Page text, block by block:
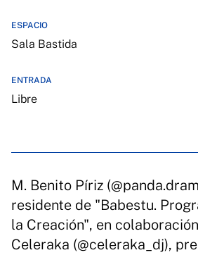
ESPACIO
Sala Bastida
ENTRADA
Libre
M. Benito Píriz
residente de "Babestu.
la Creación", en
Celeraka (@celeraka_dj),